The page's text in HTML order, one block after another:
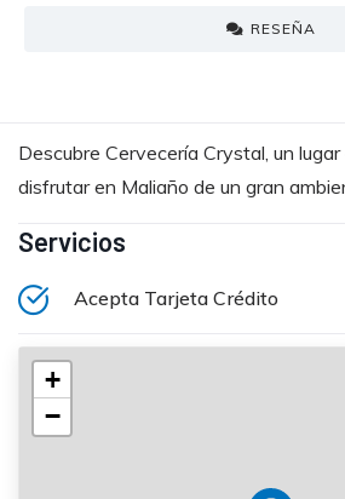
RESEÑA
Descubre Cervecería Crystal, un
disfrutar en Maliaño de un gran
Servicios
Acepta Tarjeta Crédito
+
−